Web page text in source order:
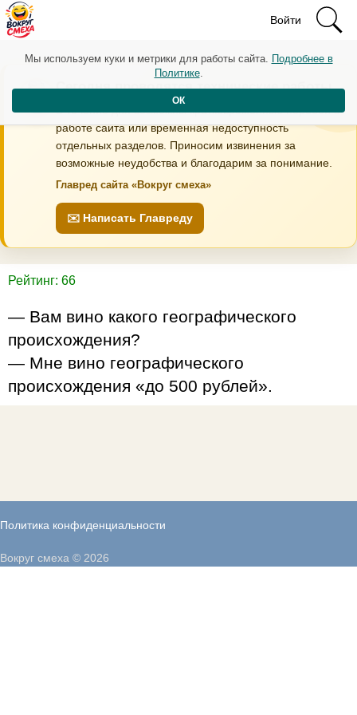
Войти
Сегодня проводятся технические работы
В течение дня возможны кратковременные перебои в
работе сайта или временная недоступность
отдельных разделов. Приносим извинения за
возможные неудобства и благодарим за понимание.
Главред сайта «Вокруг смеха»
✉️ Написать Главреду
Рейтинг: 66
— Вам вино какого географического
происхождения?
— Мне вино географического
происхождения «до 500 рублей».
Политика конфиденциальности
Мы используем куки и метрики для работы сайта. Подробнее в
Политике.
ОК
Вокруг смеха © 2026